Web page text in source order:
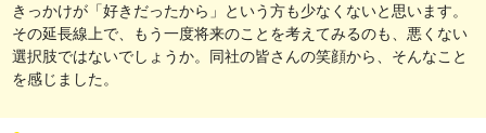
きっかけが「好きだったから」という方も少なくないと思います。
その延長線上で、もう一度将来のことを考えてみるのも、悪くない
選択肢ではないでしょうか。同社の皆さんの笑顔から、そんなこと
を感じました。